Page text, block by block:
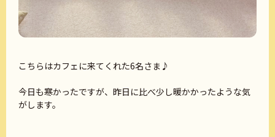
こちらはカフェに来てくれた6名さま♪
今日も寒かったですが、昨日に比べ少し暖かかったような気
がします。